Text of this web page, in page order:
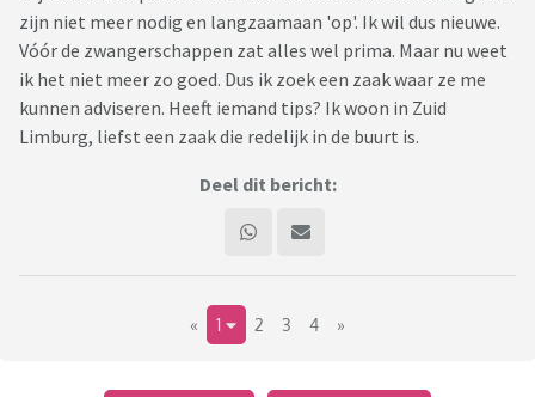
zijn niet meer nodig en langzaamaan 'op'. Ik wil dus nieuwe.
Vóór de zwangerschappen zat alles wel prima. Maar nu weet
ik het niet meer zo goed. Dus ik zoek een zaak waar ze me
kunnen adviseren. Heeft iemand tips? Ik woon in Zuid
Limburg, liefst een zaak die redelijk in de buurt is.
Deel dit bericht:
« 1 2 3 4 »